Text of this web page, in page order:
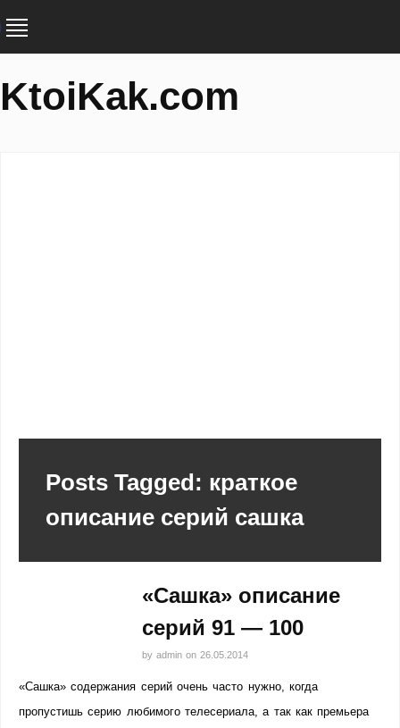
KtoiKak.com
Posts Tagged: краткое
описание серий сашка
«Сашка» описание
серий 91 — 100
by admin on 26.05.2014
«Сашка» содержания серий очень часто нужно, когда
пропустишь серию любимого телесериала, а так как премьера